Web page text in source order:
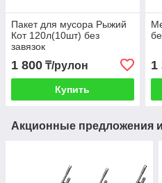
Пакет для мусора Рыжий
Кот 120л(10шт) без
завязок
1 800 ₸/рулон
Купить
1
Акционные предложения